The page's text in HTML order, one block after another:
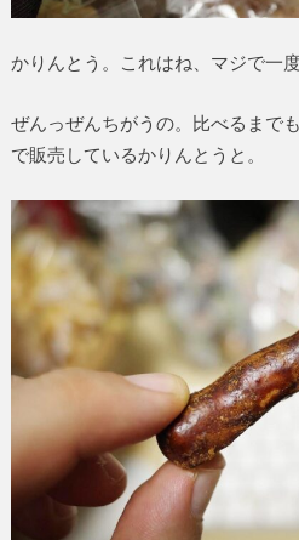
かりんとう。これはね、マジで一
ぜんっぜんちがうの。比べるまで
で販売しているかりんとうと。